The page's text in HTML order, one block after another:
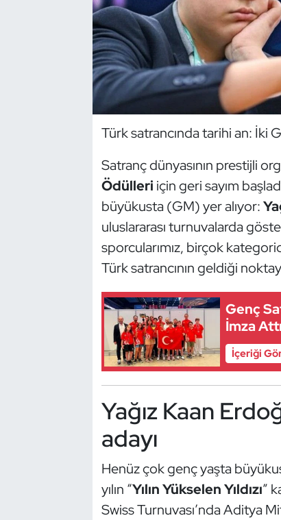
Türk satrancında tarihi an: İki
Satranç dünyasının prestijli
Ödülleri için geri sayım
büyükusta (GM) yer alıyor:
uluslararası turnuvalarda
sporcularımız, birçok
Türk satrancının geldiği
Genç
İmza Attı
İçeriği
Yağız Kaan
adayı
Henüz çok genç yaşta
yılın “Yılın Yükselen Yıldızı”
Swiss Turnuvası’nda Aditya
Dans Sporları
Dövüş Sanatı
İşitme Engelli Sporcular
Judo ve Kuraş